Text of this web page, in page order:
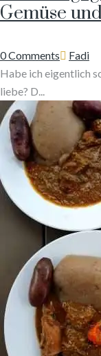
Gemüse
0 Comments Author
Fadi
Habe ich eigentlich
liebe? D...